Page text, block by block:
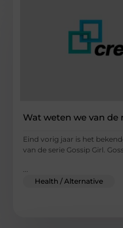
Wat weten we van de
Eind vorig jaar is het
van de serie Gossip Girl.
Health / Alternative